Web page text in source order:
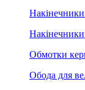
Накінечники
Обмотки
Обода для